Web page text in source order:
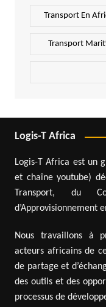
Transport En
Transport
Logis-T Africa
Logis-T Africa est un
et chaîne youtube)
Transport, du
d’Approvisionnement
Nous travaillons à
acteurs africains de
de partage et
des outils et des
processus de